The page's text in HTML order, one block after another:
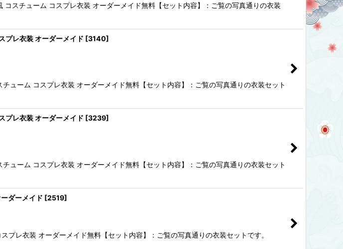
スチューム コスプレ衣装 オーダーメイド無料【セット内容】：ご覧の写真通りの衣装
プレ衣装 オーダーメイド [3140]
ューム コスプレ衣装 オーダーメイド無料【セット内容】：ご覧の写真通りの衣装セット
プレ衣装 オーダーメイド [3239]
ューム コスプレ衣装 オーダーメイド無料【セット内容】：ご覧の写真通りの衣装セット
ダーメイド [2519]
プレ衣装 オーダーメイド無料【セット内容】：ご覧の写真通りの衣装セットです。